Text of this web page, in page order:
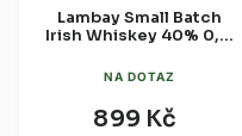
Lambay Small Batch
Irish Whiskey 40% 0,7l
NA DOTAZ
899 Kč